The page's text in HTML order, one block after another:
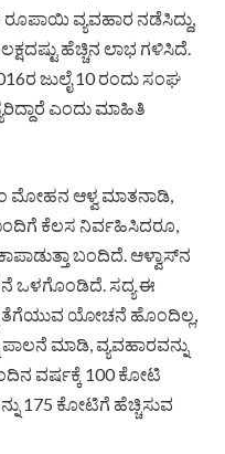
ವ್ಯವಹಾರ ನಡೆಸಿದ್ದು,
ಹೆಚ್ಚಿನ ಲಾಭ ಗಳಿಸಿದೆ.
ಜುಲೈ 10 ರಂದು ಸಂಘ
ಎಂದು ಮಾಹಿತಿ
ಮೋಹನ ಆಳ್ವ ಮಾತನಾಡಿ,
ಕೆಲಸ ನಿರ್ವಹಿಸಿದರೂ,
ಬಂದಿದೆ. ಆಳ್ವಾಸ್‍ನ
ಒಳಗೊಂಡಿದೆ. ಸದ್ಯ ಈ
ತೆಗೆಯುವ ಯೋಚನೆ ಹೊಂದಿಲ್ಲ,
ಮಾಡಿ, ವ್ಯವಹಾರವನ್ನು
ವರ್ಷಕ್ಕೆ 100 ಕೋಟಿ
175 ಕೋಟಿಗೆ ಹೆಚ್ಚಿಸುವ